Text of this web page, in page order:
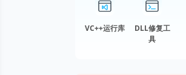
VC++运行库
DLL修复工
具